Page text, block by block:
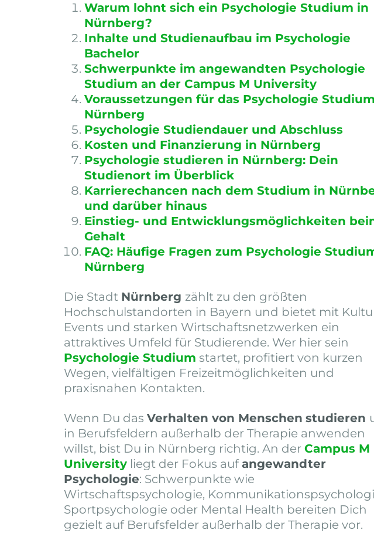
Warum lohnt sich ein Psychologie Studium in
Nürnberg?
Inhalte und Studienaufbau im Psychologie
Bachelor
Schwerpunkte im angewandten Psychologie
Studium an der Campus M University
Voraussetzungen für das Psychologie
Nürnberg
Psychologie Studiendauer und Abschluss
Kosten und Finanzierung in Nürnberg
Psychologie studieren in Nürnberg: Dein
Studienort im Überblick
Karrierechancen nach dem Studium in
und darüber hinaus
Einstieg- und Entwicklungsmöglichkeiten
Gehalt
FAQ: Häufige Fragen zum Psychologie
Nürnberg
Die Stadt Nürnberg zählt zu den größten
Hochschulstandorten in Bayern und bietet mit
Events und starken Wirtschaftsnetzwerken ein
attraktives Umfeld für Studierende. Wer hier sein
Psychologie Studium startet, profitiert von kurzen
Wegen, vielfältigen Freizeitmöglichkeiten und
praxisnahen Kontakten.
Wenn Du dasVerhalten von Menschen studieren
in Berufsfeldern außerhalb der Therapie anwenden
willst, bist Du in Nürnberg richtig. An derCampus M
University liegt der Fokus aufangewandter
Psychologie: Schwerpunkte wie
Wirtschaftspsychologie,
Sportpsychologie oder Mental Health bereiten Dich
gezielt auf Berufsfelder außerhalb der Therapie vor.